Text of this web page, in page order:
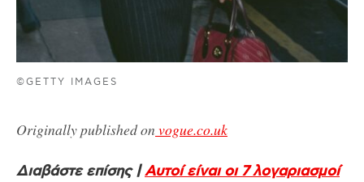
©GETTY IMAGES
Originally published on vogue.co.uk
Διαβάστε επίσης |Αυτοί είναι οι 7 λογαριασμοί